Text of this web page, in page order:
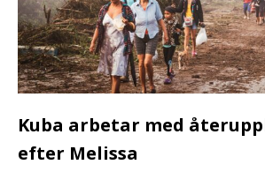
Kuba arbetar med
efter Melissa